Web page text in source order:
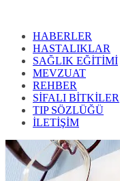
HABERLER
HASTALIKLAR
SAĞLIK EĞİTİMİ
MEVZUAT
REHBER
SİFALI BİTKİLER
TIP SÖZLÜĞÜ
İLETİŞİM